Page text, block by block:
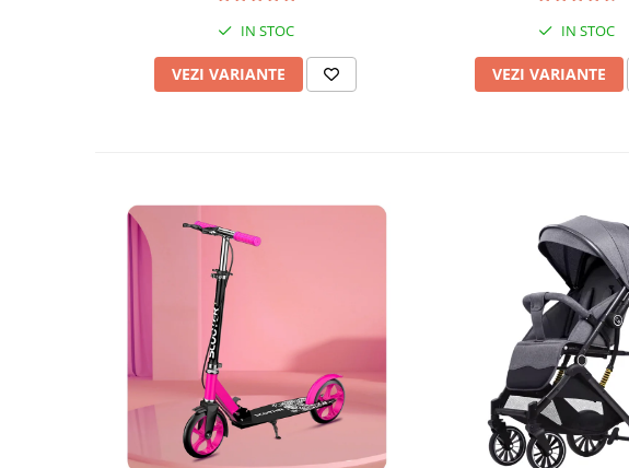
IN STOC
VEZI VARIANTE
IN STOC
VEZI VARIANTE